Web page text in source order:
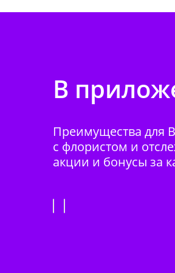
В
Преимущества для
с флористом и
акции и бонусы за